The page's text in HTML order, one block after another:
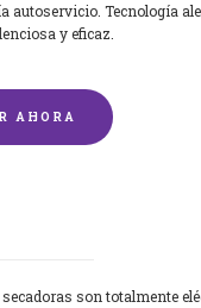
autoservicio. Tecnología
y eficaz.
AHORA
son totalmente